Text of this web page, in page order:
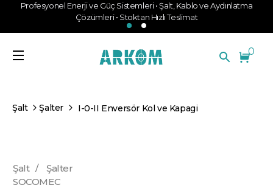
Profesyonel Enerji ve Güç Sistemleri • Şalt, Kablo ve Aydınlatma
Çözümleri • Stoktan Hızlı Teslimat
0
Şalt Şalter I-0-II Enversör Kol ve Kapagi
Şalt /
Şalter
SOCOMEC